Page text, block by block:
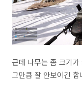
근데 나무는 좀 크기
그만큼 잘 안보이긴 합